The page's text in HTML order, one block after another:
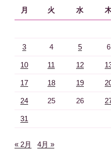
月
火 水
3 4 5 6
10 11 12
17 18 19
24 25 26
31
« 2月 4月 »